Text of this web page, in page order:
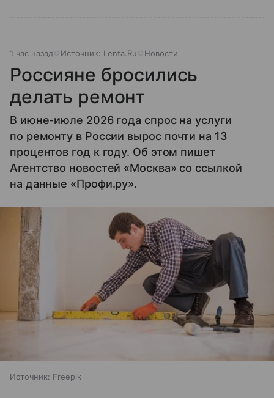
1 час назад Источник: Lenta.Ru Новости
Россияне бросились
делать ремонт
В июне-июле 2026 года спрос на услуги
по ремонту в России вырос почти на 13
процентов год к году. Об этом пишет
Агентство новостей «Москва» со ссылкой
на данные «Профи.ру».
Источник: Freepik